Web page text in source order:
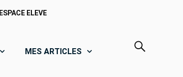
ESPACE ELEVE
MES ARTICLES